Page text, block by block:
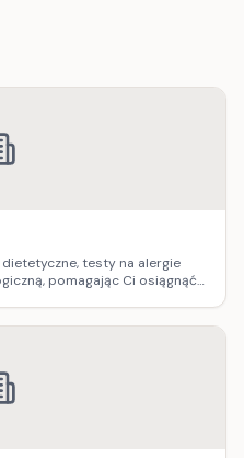
testy na alergie
pomagając Ci osiągnąć